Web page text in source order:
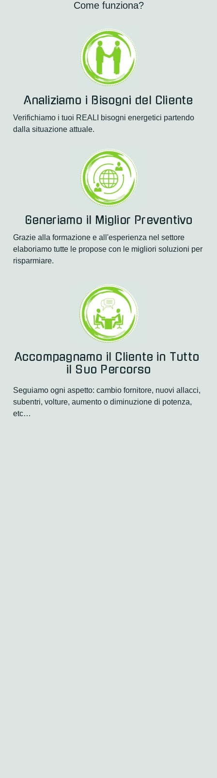
Come funziona?
Analiziamo i Bisogni del Cliente
Verifichiamo i tuoi REALI bisogni energetici partendo
dalla situazione attuale.
Generiamo il Miglior Preventivo
Grazie alla formazione e all'esperienza nel settore
elaboriamo tutte le propose con le migliori soluzioni per
risparmiare.
Accompagnamo il Cliente in Tutto
il Suo Percorso
Seguiamo ogni aspetto: cambio fornitore, nuovi allacci,
subentri, volture, aumento o diminuzione di potenza,
etc…